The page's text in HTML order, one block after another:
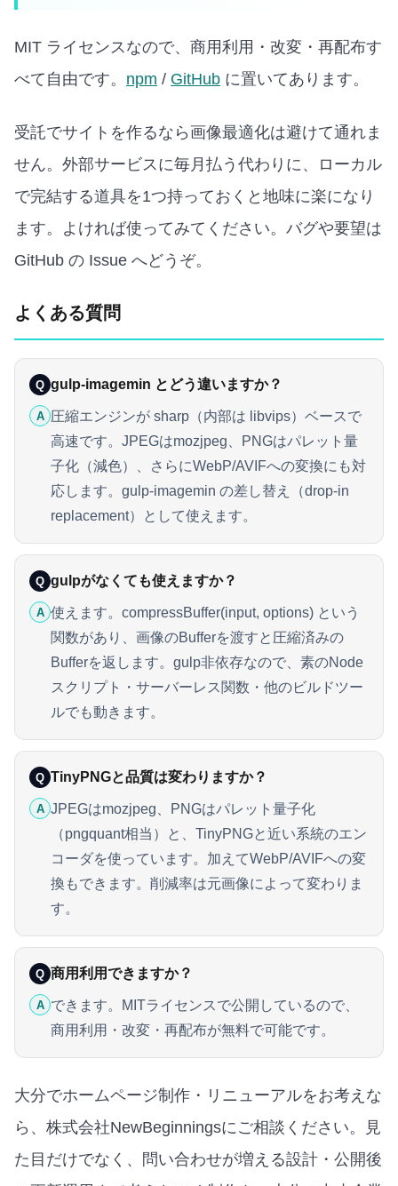
MIT ライセンスなので、商用利用・改変・再配布す
べて自由です。 npm / GitHub に置いてあります。
受託でサイトを作るなら画像最適化は避けて通れま
せん。外部サービスに毎月払う代わりに、ローカル
で完結する道具を1つ持っておくと地味に楽になり
ます。よければ使ってみてください。バグや要望は
GitHub の Issue へどうぞ。
よくある質問
Q gulp-imagemin とどう違いますか？
A 圧縮エンジンが sharp（内部は libvips）ベースで
高速です。JPEGはmozjpeg、PNGはパレット量
子化（減色）、さらにWebP/AVIFへの変換にも対
応します。gulp-imagemin の差し替え（drop-in
replacement）として使えます。
Q gulpがなくても使えますか？
A 使えます。compressBuffer(input, options) という
関数があり、画像のBufferを渡すと圧縮済みの
Bufferを返します。gulp非依存なので、素のNode
スクリプト・サーバーレス関数・他のビルドツー
ルでも動きます。
Q TinyPNGと品質は変わりますか？
A JPEGはmozjpeg、PNGはパレット量子化
（pngquant相当）と、TinyPNGと近い系統のエン
コーダを使っています。加えてWebP/AVIFへの変
換もできます。削減率は元画像によって変わりま
す。
Q 商用利用できますか？
A できます。MITライセンスで公開しているので、
商用利用・改変・再配布が無料で可能です。
大分でホームページ制作・リニューアルをお考えな
ら、株式会社NewBeginningsにご相談ください。見
た目だけでなく、問い合わせが増える設計・公開後